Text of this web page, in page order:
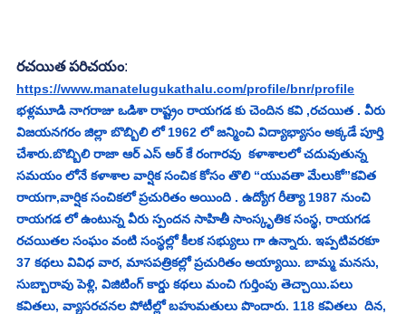
రచయిత పరిచయం:
https://www.manatelugukathalu.com/profile/bnr/profile
భళ్లమూడి నాగరాజు ఒడిశా రాష్ట్రం రాయగడ కు చెందిన కవి ,రచయిత . వీరు
విజయనగరం జిల్లా బొబ్బిలి లో 1962 లో జన్మించి విద్యాభ్యాసం అక్కడే పూర్తి
చేశారు.బొబ్బిలి రాజా ఆర్ ఎస్ ఆర్ కే రంగారవు  కళాశాలలో చదువుతున్న
సమయం లోనే కళాశాల వార్షిక సంచిక కోసం తొలి “యువతా మేలుకో”కవిత
రాయగా,వార్షిక సంచికలో ప్రచురితం అయింది . ఉద్యోగ రీత్యా 1987 నుంచి
రాయగడ లో ఉంటున్న వీరు స్పందన సాహితీ సాంస్కృతిక సంస్థ, రాయగడ
రచయితల సంఘం వంటి సంస్థల్లో కీలక సభ్యులు గా ఉన్నారు. ఇప్పటివరకూ
37 కథలు వివిధ వార, మాసపత్రికల్లో ప్రచురితం అయ్యాయి. బామ్మ మనసు,
సుబ్బారావు పెళ్లి, విజిటింగ్ కార్డు కథలు మంచి గుర్తింపు తెచ్చాయి.పలు
కవితలు, వ్యాసరచనల పోటీల్లో బహుమతులు పొందారు. 118 కవితలు  దిన,